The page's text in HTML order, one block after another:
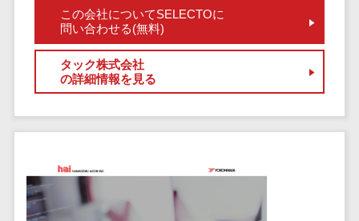
VOC分析ツール>
ETLツール> 音声合成ツール>
AI翻訳サービス>
アノテーションツール>
画像解析・画像検査>
ブロックチェーン
テム
クラウド型セ
キュリティカメ
メールセキュ
メール・ファ
サンドボック
この会社についてSELECTOに
問い合わせる(無料)
タック株式会社
の詳細情報を見る